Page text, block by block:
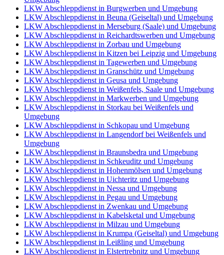
LKW Abschleppdienst in Burgwerben und Umgebung
LKW Abschleppdienst in Beuna (Geiseltal) und Umgebung
LKW Abschleppdienst in Merseburg (Saale) und Umgebung
LKW Abschleppdienst in Reichardtswerben und Umgebung
LKW Abschleppdienst in Zorbau und Umgebung
LKW Abschleppdienst in Kitzen bei Leipzig und Umgebung
LKW Abschleppdienst in Tagewerben und Umgebung
LKW Abschleppdienst in Granschütz und Umgebung
LKW Abschleppdienst in Geusa und Umgebung
LKW Abschleppdienst in Weißenfels, Saale und Umgebung
LKW Abschleppdienst in Markwerben und Umgebung
LKW Abschleppdienst in Storkau bei Weißenfels und
Umgebung
LKW Abschleppdienst in Schkopau und Umgebung
LKW Abschleppdienst in Langendorf bei Weißenfels und
Umgebung
LKW Abschleppdienst in Braunsbedra und Umgebung
LKW Abschleppdienst in Schkeuditz und Umgebung
LKW Abschleppdienst in Hohenmölsen und Umgebung
LKW Abschleppdienst in Uichteritz und Umgebung
LKW Abschleppdienst in Nessa und Umgebung
LKW Abschleppdienst in Pegau und Umgebung
LKW Abschleppdienst in Zwenkau und Umgebung
LKW Abschleppdienst in Kabelsketal und Umgebung
LKW Abschleppdienst in Milzau und Umgebung
LKW Abschleppdienst in Krumpa (Geiseltal) und Umgebung
LKW Abschleppdienst in Leißling und Umgebung
LKW Abschleppdienst in Elstertrebnitz und Umgebung